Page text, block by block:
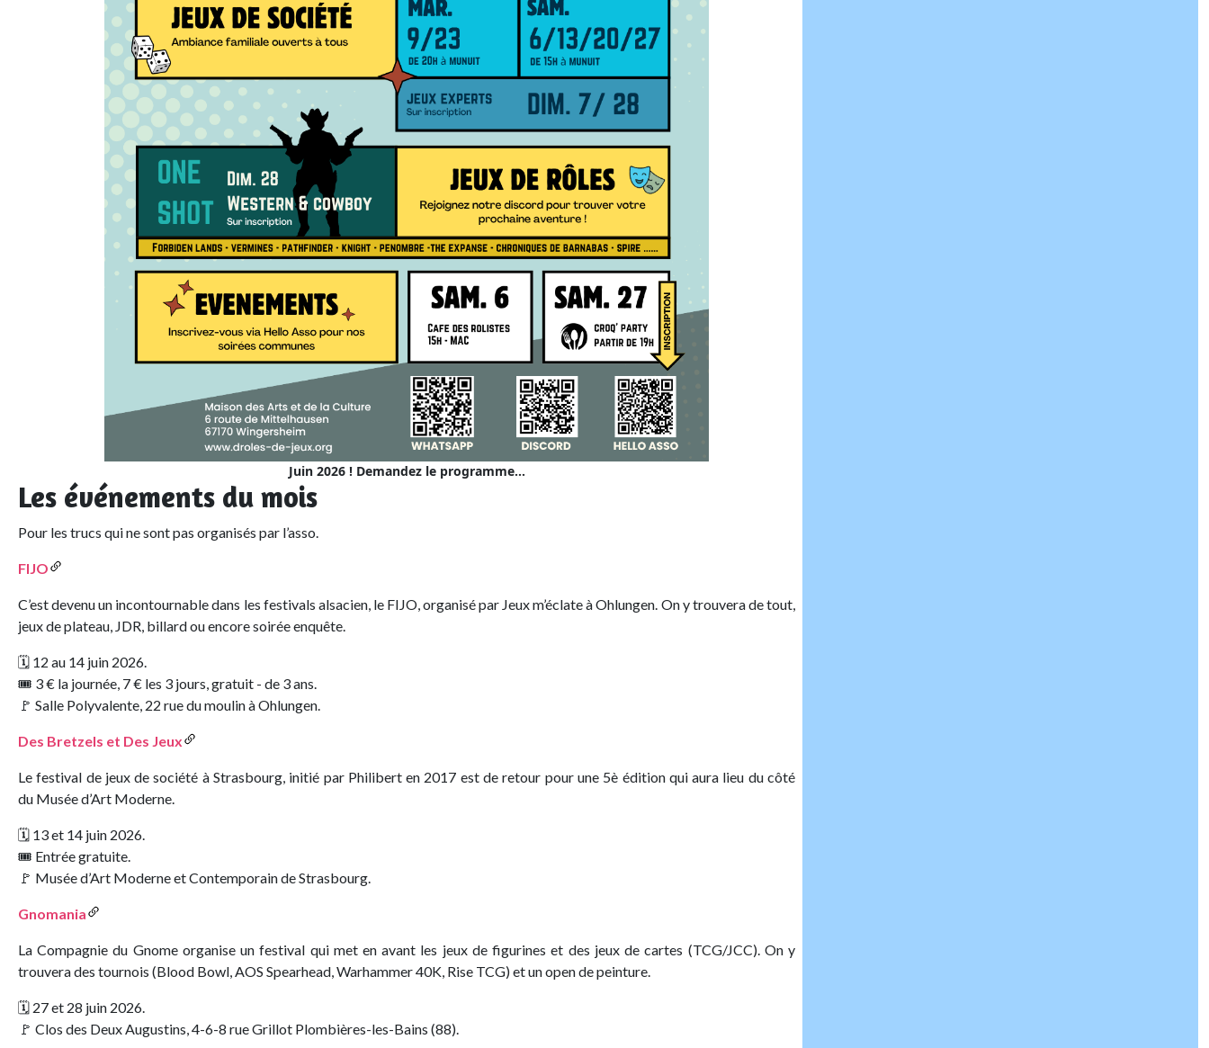
Juin 2026 ! Demandez le programme...
Les événements du mois
Pour les trucs qui ne sont pas organisés par l’asso.
FIJO
C’est devenu un incontournable dans les festivals alsacien, le FIJO, organisé par Jeux m’éclate à Ohlungen. On y trouvera de tout,
jeux de plateau, JDR, billard ou encore soirée enquête.
​🗓️ 12 au 14 juin 2026.
🎟️ 3 € la journée, 7 € les 3 jours, gratuit - de 3 ans.
🚩 Salle Polyvalente, 22 rue du moulin à Ohlungen.
Des Bretzels et Des Jeux
Le festival de jeux de société à Strasbourg, initié par Philibert en 2017 est de retour pour une 5è édition qui aura lieu du côté
du Musée d’Art Moderne.
​🗓️ 13 et 14 juin 2026.
🎟️ Entrée gratuite.
🚩 Musée d’Art Moderne et Contemporain de Strasbourg.
Gnomania
La Compagnie du Gnome organise un festival qui met en avant les jeux de figurines et des jeux de cartes (TCG/JCC). On y
trouvera des tournois (Blood Bowl, AOS Spearhead, Warhammer 40K, Rise TCG) et un open de peinture.
🗓️ 27 et 28 juin 2026.
🚩 Clos des Deux Augustins, 4-6-8 rue Grillot Plombières-les-Bains (88).